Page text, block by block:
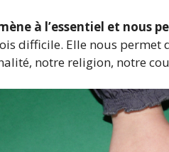
à l’essentiel et nous
difficile. Elle nous
notre religion, notre